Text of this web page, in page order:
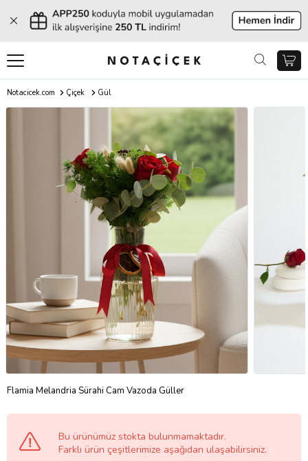
Notacicek.com Çiçek Gül
Flamia Melandria Sürahi Cam Vazoda Güller
Bu ürünümüz stokta bulunmamaktadır.
Farklı ürün çeşitlerimize aşağıdan ulaşabilirsiniz.